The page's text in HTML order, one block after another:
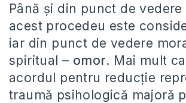
Până și din punct de vedere
acest procedeu este
iar din punct de vedere
spiritual – omor. Mai mult
acordul pentru reducție
traumă psihologică majoră